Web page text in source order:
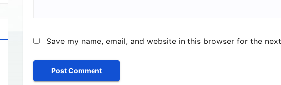
Save my name, email, and website in this browser for the